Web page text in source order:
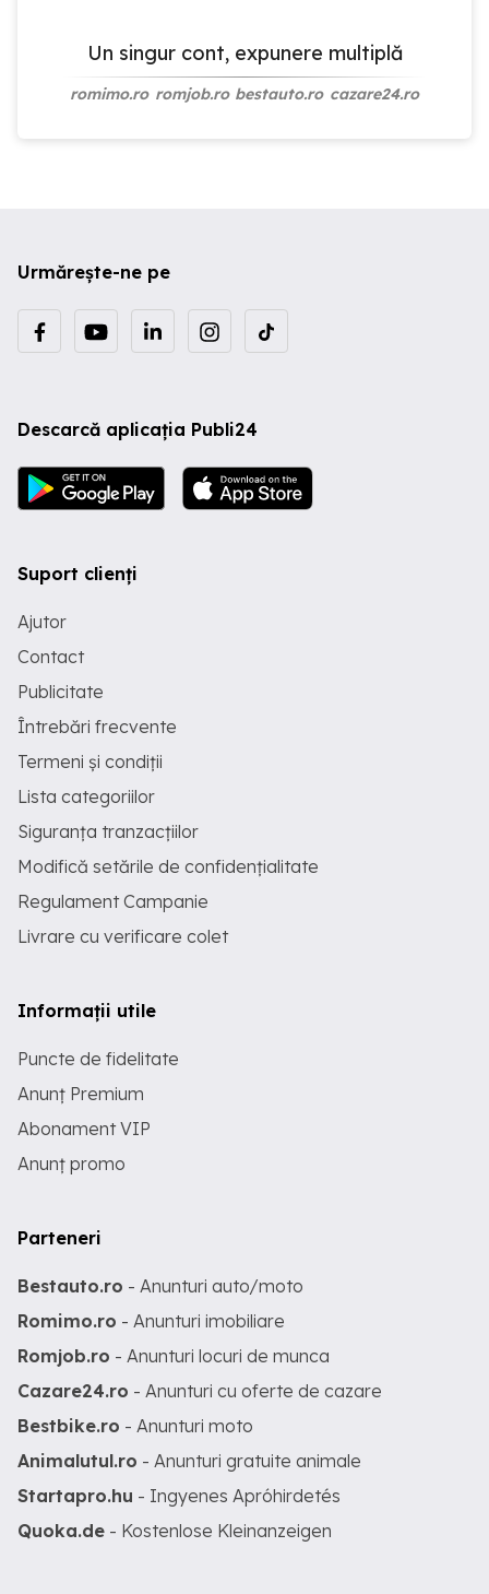
Un singur cont, expunere multiplă
romimo.ro romjob.ro bestauto.ro cazare24.ro
Urmărește-ne pe
Descarcă aplicația Publi24
Suport clienți
Ajutor
Contact
Publicitate
Întrebări frecvente
Termeni și condiții
Lista categoriilor
Siguranța tranzacțiilor
Modifică setările de confidențialitate
Regulament Campanie
Livrare cu verificare colet
Informații utile
Puncte de fidelitate
Anunț Premium
Abonament VIP
Anunț promo
Parteneri
Bestauto.ro - Anunturi auto/moto
Romimo.ro - Anunturi imobiliare
Romjob.ro - Anunturi locuri de munca
Cazare24.ro - Anunturi cu oferte de cazare
Bestbike.ro - Anunturi moto
Animalutul.ro - Anunturi gratuite animale
Startapro.hu - Ingyenes Apróhirdetés
Quoka.de - Kostenlose Kleinanzeigen